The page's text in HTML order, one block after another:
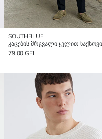
SOUTHBLUE
79,00 GEL